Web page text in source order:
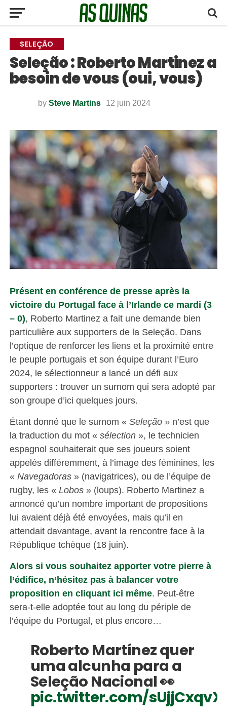
SELEÇÃO
Seleção : Roberto Martinez a
besoin de vous (oui, vous)
by Steve Martins 12 juin 2024
Présent en conférence de presse après la
victoire du Portugal face à l’Irlande ce mardi (3
– 0), Roberto Martinez a fait une demande bien
particulière aux supporters de la Seleção. Dans
l’optique de renforcer les liens et la proximité entre
le peuple portugais et son équipe durant l’Euro
2024, le sélectionneur a lancé un défi aux
supporters : trouver un surnom qui sera adopté par
son groupe d’ici quelques jours.
Étant donné que le surnom « Seleção» n’est que
la traduction du mot « sélection», le technicien
espagnol souhaiterait que ses joueurs soient
appelés différemment, à l’image des féminines, les
« Navegadoras» (navigatrices), ou de l’équipe de
rugby, les « Lobos» (loups). Roberto Martinez a
annoncé qu’un nombre important de propositions
lui avaient déjà été envoyées, mais qu’il en
attendait davantage, avant la rencontre face à la
République tchèque (18 juin).
Alors si vous souhaitez apporter votre pierre à
l’édifice, n’hésitez pas à balancer votre
proposition en cliquant ici même. Peut-être
sera-t-elle adoptée tout au long du périple de
l’équipe du Portugal, et plus encore…
Roberto Martínez quer
uma alcunha para a
Seleção Nacional 👀
pic.twitter.com/